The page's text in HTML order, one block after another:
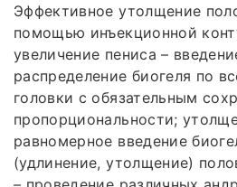
Эффективное утолщение
помощью инъекционной
увеличение пениса –
распределение биогеля по
головки с обязательным
пропорциональности;
равномерное введение
(удлинение, утолщение)